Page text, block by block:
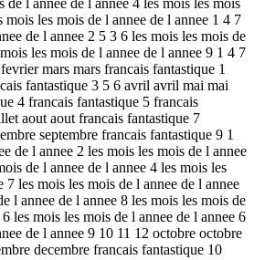
mois les mois de l annee de l annee 1 4 7
de l annee 2 5 3 6 les mois les mois de
les mois de l annee de l annee 9 1 4 7
mars mars francais fantastique 1
fantastique 3 5 6 avril avril mai mai
4 francais fantastique 5 francais
aout aout francais fantastique 7
septembre francais fantastique 9 1
de l annee 2 les mois les mois de l annee
de l annee de l annee 4 les mois les
7 les mois les mois de l annee de l annee
l annee de l annee 8 les mois les mois de
les mois les mois de l annee de l annee 6
de l annee 9 10 11 12 octobre octobre
decembre francais fantastique 10